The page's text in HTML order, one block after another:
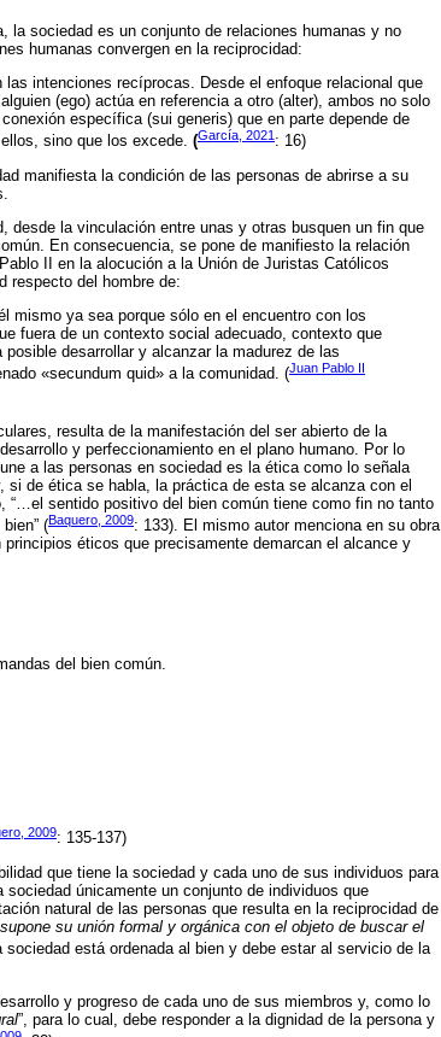
sociedad es un conjunto de relaciones humanas y no
humanas convergen en la reciprocidad:
intenciones recíprocas. Desde el enfoque relacional que
(ego) actúa en referencia a otro (alter), ambos no solo
específica (sui generis) que en parte depende de
sino que los excede. (García, 2021 : 16)
manifiesta la condición de las personas de abrirse a su
desde la vinculación entre unas y otras busquen un fin que
En consecuencia, se pone de manifiesto la relación
II en la alocución a la Unión de Juristas Católicos
respecto del hombre de:
mismo ya sea porque sólo en el encuentro con los
fuera de un contexto social adecuado, contexto que
desarrollar y alcanzar la madurez de las
«secundum quid» a la comunidad. (Juan Pablo II
resulta de la manifestación del ser abierto de la
y perfeccionamiento en el plano humano. Por lo
a las personas en sociedad es la ética como lo señala
si de ética se habla, la práctica de esta se alcanza con el
sentido positivo del bien común tiene como fin no tanto
(Baquero, 2009: 133). El mismo autor menciona en su obra
éticos que precisamente demarcan el alcance y
del bien común.
2009: 135-137)
que tiene la sociedad y cada uno de sus individuos para
únicamente un conjunto de individuos que
natural de las personas que resulta en la reciprocidad de
su unión formal y orgánica con el objeto de buscar el
está ordenada al bien y debe estar al servicio de la
y progreso de cada uno de sus miembros y, como lo
”, para lo cual, debe responder a la dignidad de la persona y